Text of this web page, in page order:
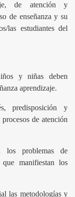
de atención y
de enseñanza y su
las estudiantes del
y niñas deben
aprendizaje.
predisposición y
de atención
los problemas de
manifiestan los
las metodologías y